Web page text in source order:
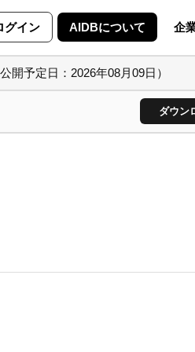
グイン AIDBについて 企
公開予定日：2026年08月09日）
ダウン